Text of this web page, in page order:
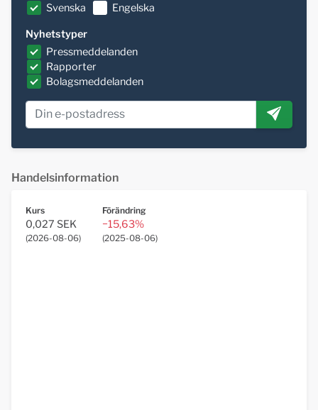
Svenska
Engelska
Nyhetstyper
Pressmeddelanden
Rapporter
Bolagsmeddelanden
Handelsinformation
Kurs
0,027 SEK
(2026-08-06)
Förändring
−15,63%
(2025-08-06)